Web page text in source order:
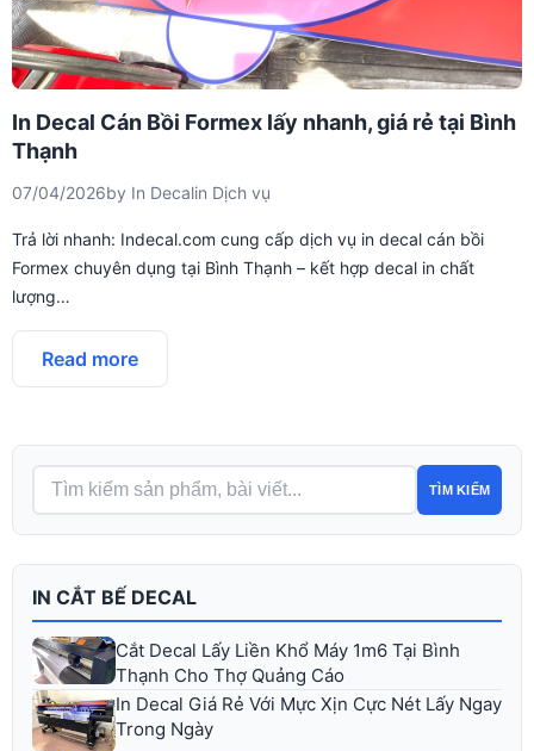
In Decal Cán Bồi Formex lấy nhanh, giá rẻ tại Bình
Thạnh
07/04/2026by In Decalin Dịch vụ
Trả lời nhanh: Indecal.com cung cấp dịch vụ in decal cán bồi
Formex chuyên dụng tại Bình Thạnh – kết hợp decal in chất
lượng…
Read more
TÌM KIẾM
IN CẮT BẾ DECAL
Cắt Decal Lấy Liền Khổ Máy 1m6 Tại Bình
Thạnh Cho Thợ Quảng Cáo
In Decal Giá Rẻ Với Mực Xịn Cực Nét Lấy Ngay
Trong Ngày